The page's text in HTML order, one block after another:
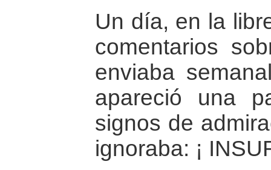
Un día, en la
comentarios
enviaba
apareció una
signos de
ignoraba: ¡